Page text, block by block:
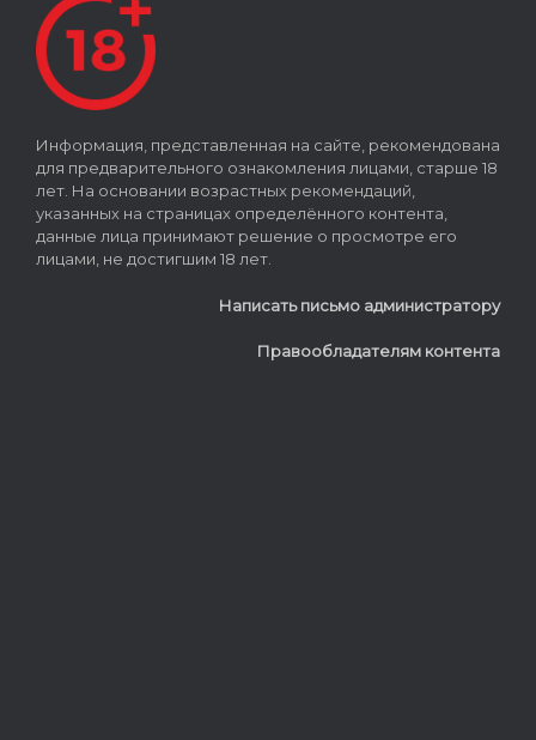
Информация, представленная на сайте, рекомендована
для предварительного ознакомления лицами, старше 18
лет. На основании возрастных рекомендаций,
указанных на страницах определённого контента,
данные лица принимают решение о просмотре его
лицами, не достигшим 18 лет.
Написать письмо администратору
Правообладателям контента